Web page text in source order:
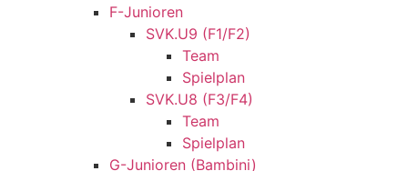
F-Junioren
SVK.U9 (F1/F2)
Team
Spielplan
SVK.U8 (F3/F4)
Team
Spielplan
G-Junioren (Bambini)